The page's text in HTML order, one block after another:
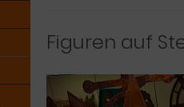
Figuren auf